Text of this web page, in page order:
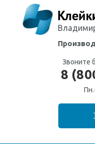
Звоните
8